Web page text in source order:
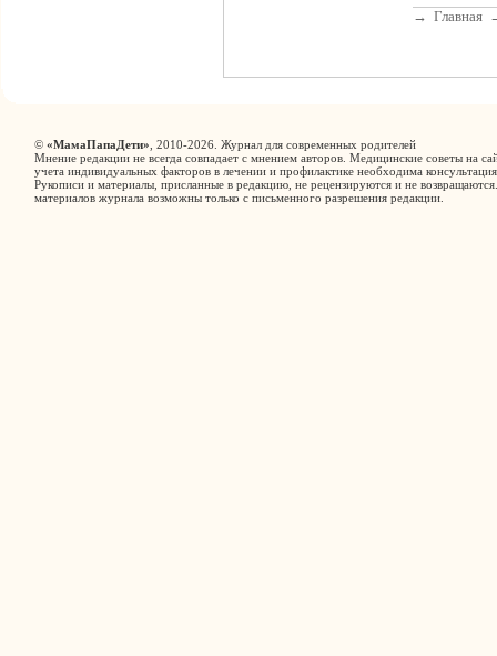
→ Главная
© «МамаПапаДети» , 2010-2026. Журнал для современных родителей
Мнение редакции не всегда совпадает с мнением авторов. Медицинские советы на
учета индивидуальных факторов в лечении и профилактике необходима
Рукописи и материалы, присланные в редакцию, не рецензируются и не
материалов журнала возможны только с письменного разрешения редакции.